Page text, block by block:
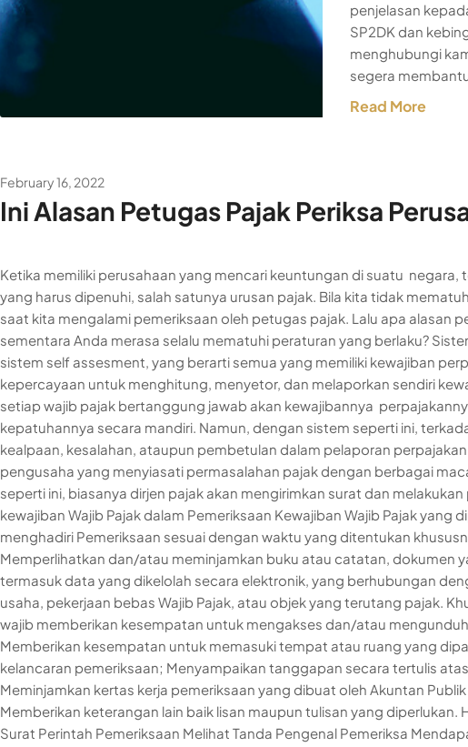
penjelasan
SP2DK dan
menghubungi
segera
Read More
February 16, 2022
Ini Alasan Petugas Pajak Periksa
Ketika memiliki perusahaan yang mencari keuntungan di suatu
yang harus dipenuhi, salah satunya urusan pajak. Bila kita tidak
saat kita mengalami pemeriksaan oleh petugas pajak. Lalu apa alasan
sementara Anda merasa selalu mematuhi peraturan yang berlaku?
sistem self assesment, yang berarti semua yang memiliki kewajiban
kepercayaan untuk menghitung, menyetor, dan melaporkan sendiri
setiap wajib pajak bertanggung jawab akan kewajibannya
kepatuhannya secara mandiri. Namun, dengan sistem seperti ini,
kealpaan, kesalahan, ataupun pembetulan dalam pelaporan
pengusaha yang menyiasati permasalahan pajak dengan berbagai
seperti ini, biasanya dirjen pajak akan mengirimkan surat dan
kewajiban Wajib Pajak dalam Pemeriksaan Kewajiban Wajib Pajak yang
menghadiri Pemeriksaan sesuai dengan waktu yang ditentukan
Memperlihatkan dan/atau meminjamkan buku atau catatan, dokumen
termasuk data yang dikelolah secara elektronik, yang berhubungan
usaha, pekerjaan bebas Wajib Pajak, atau objek yang terutang pajak.
wajib memberikan kesempatan untuk mengakses dan/atau
Memberikan kesempatan untuk memasuki tempat atau ruang yang
kelancaran pemeriksaan; Menyampaikan tanggapan secara tertulis
Meminjamkan kertas kerja pemeriksaan yang dibuat oleh Akuntan
Memberikan keterangan lain baik lisan maupun tulisan yang diperlukan.
Surat Perintah Pemeriksaan Melihat Tanda Pengenal Pemeriksa